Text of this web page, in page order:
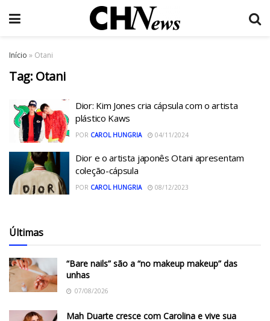
Início » Otani
Tag: Otani
Dior: Kim Jones cria cápsula com o artista
plástico Kaws
POR CAROL HUNGRIA 04/11/2024
Dior e o artista japonês Otani apresentam
coleção-cápsula
POR CAROL HUNGRIA 08/12/2023
Últimas
“Bare nails” são a “no makeup makeup” das
unhas
07/08/2026
Mah Duarte cresce com Carolina e vive sua